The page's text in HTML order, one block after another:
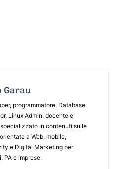
Garau
programmatore, Database
Linux Admin, docente e
in contenuti sulle
a Web, mobile,
e Digital Marketing per
PA e imprese.